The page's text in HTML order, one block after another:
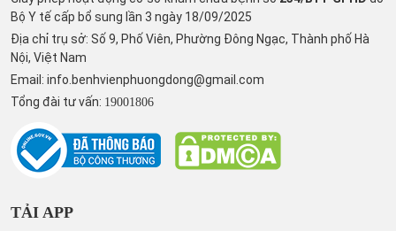
Bộ Y tế cấp bổ sung lần 3 ngày 18/09/2025
Địa chỉ trụ sở: Số 9, Phố Viên, Phường Đông Ngạc, Thành phố Hà
Nội, Việt Nam
Email: info.benhvienphuongdong@gmail.com
Tổng đài tư vấn: 19001806
TẢI APP